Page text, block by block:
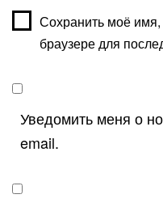
Сохранить моё имя,
браузере для
Уведомить меня о
email.